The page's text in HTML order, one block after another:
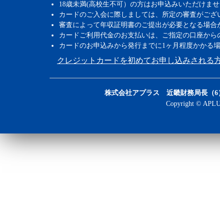
18歳未満(高校生不可）の方はお申込みいただけま
カードのご入会に際しましては、所定の審査がご
審査によって年収証明書のご提出が必要となる場
カードご利用代金のお支払いは、ご指定の口座か
カードのお申込みから発行までに1ヶ月程度かかる
クレジットカードを初めてお申し込みされ
株式会社アプラス 近畿財務局長（
Copyright ©